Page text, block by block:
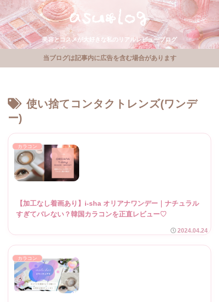
美容とコスメが大好きな私のリアルレビューブログ
当ブログは記事内に広告を含む場合があります
使い捨てコンタクトレンズ(ワンデ
ー)
カラコン
【加工なし着画あり】i-sha オリアナワンデー｜ナチュラル
すぎてバレない？韓国カラコンを正直レビュー♡
2024.04.24
カラコン